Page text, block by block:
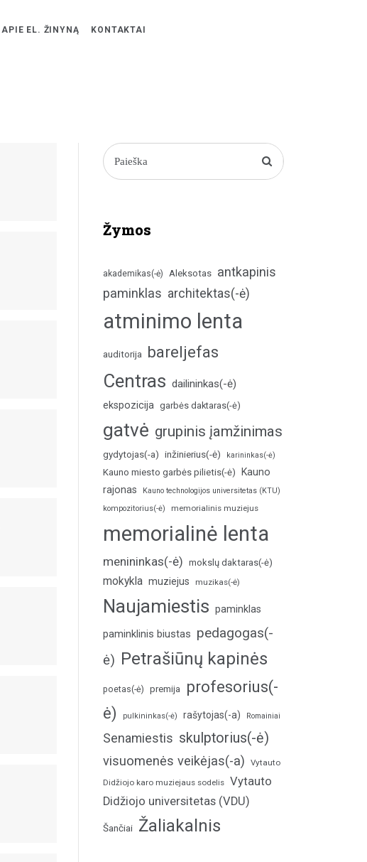
APIE EL. ŽINYNĄ KONTAKTAI
Žymos
akademikas(-ė) Aleksotas antkapinis
paminklas architektas(-ė)
atminimo lenta
auditorija bareljefas
Centras dailininkas(-ė)
ekspozicija garbės daktaras(-ė)
gatvė grupinis įamžinimas
gydytojas(-a) inžinierius(-ė) karininkas(-ė)
Kauno miesto garbės pilietis(-ė)
Kauno
rajonas
Kauno technologijos universitetas (KTU)
kompozitorius(-ė)
memorialinis muziejus
memorialinė lenta
menininkas(-ė) mokslų daktaras(-ė)
mokykla muziejus muzikas(-ė)
Naujamiestis paminklas
paminklinis biustas pedagogas(-
ė) Petrašiūnų kapinės
poetas(-ė) premija
profesorius(-
ė)
pulkininkas(-ė) rašytojas(-a) Romainiai
Senamiestis skulptorius(-ė)
visuomenės veikėjas(-a)
Vytauto
Didžiojo karo muziejaus sodelis Vytauto
Didžiojo universitetas (VDU)
Šančiai Žaliakalnis